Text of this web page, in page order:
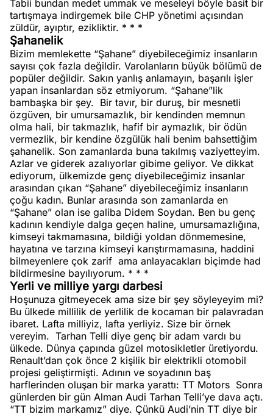
Tabii bundan medet ummak ve meseleyi böyle basit bir
tartışmaya indirgemek bile CHP yönetimi açısından
züldür, ayıptır, ezikliktir. * * *
Şahanelik
Bizim memlekette “Şahane” diyebileceğimiz insanların
sayısı çok fazla değildir. Varolanların büyük bölümü de
popüler değildir. Sakın yanlış anlamayın, başarılı işler
yapan insanlardan söz etmiyorum. “Şahane”lik
bambaşka bir şey. Bir tavır, bir duruş, bir mesnetli
özgüven, bir umursamazlık, bir kendinden memnun
olma hali, bir takmazlık, hafif bir aymazlık, bir ödün
vermezlik, bir kendine özgülük hali benim bahsettiğim
şahanelik. Son zamanlarda buna takılmış vaziyetteyim.
Azlar ve giderek azalıyorlar gibime geliyor. Ve dikkat
ediyorum, ülkemizde genç diyebileceğimiz insanlar
arasından çıkan “Şahane” diyebileceğimiz insanların
çoğu kadın. Bunlar arasında son zamanlarda en
“Şahane” olan ise galiba Didem Soydan. Ben bu genç
kadının kendiyle dalga geçen haline, umursamazlığına,
kimseyi takmamasına, bildiği yoldan dönmemesine,
hayatına ve tarzına kimseyi karıştırmamasına, haddini
bilmeyenlere çok zarif ama anlayacakları biçimde had
bildirmesine bayılıyorum. * * *
Yerli ve milliye yargı darbesi
Hoşunuza gitmeyecek ama size bir şey söyleyeyim mi?
Bu ülkede millilik de yerlilik de kocaman bir palavradan
ibaret. Lafta milliyiz, lafta yerliyiz. Size bir örnek
vereyim. Tarhan Telli diye genç bir adam vardı bu
ülkede. Dünya çapında güzel motosikletler üretiyordu.
Renault’dan çok önce 2 kişilik bir elektrikli otomobil
projesi geliştirmişti. Adının ve soyadının baş
harflerinden oluşan bir marka yarattı: TT Motors Sonra
günlerden bir gün Alman Audi Tarhan Telli’ye dava açtı.
“TT bizim markamız” diye. Çünkü Audi’nin TT diye bir